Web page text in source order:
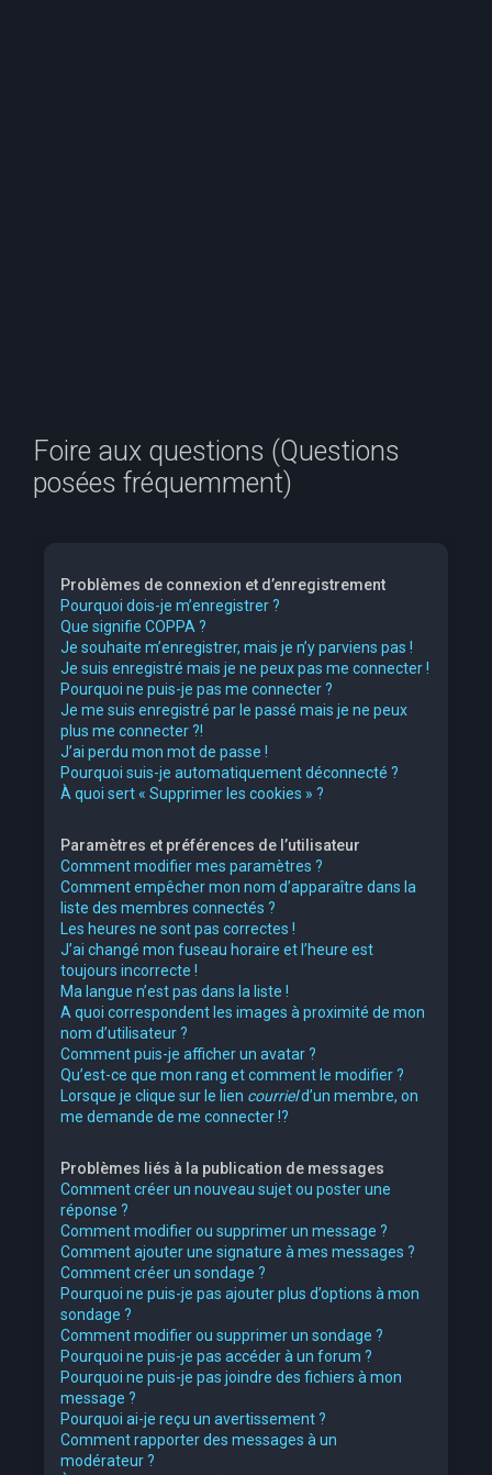
Foire aux questions (Questions
posées fréquemment)
Problèmes de connexion et d’enregistrement
Pourquoi dois-je m’enregistrer ?
Que signifie COPPA ?
Je souhaite m’enregistrer, mais je n’y parviens pas !
Je suis enregistré mais je ne peux pas me connecter !
Pourquoi ne puis-je pas me connecter ?
Je me suis enregistré par le passé mais je ne peux
plus me connecter ?!
J’ai perdu mon mot de passe !
Pourquoi suis-je automatiquement déconnecté ?
À quoi sert « Supprimer les cookies » ?
Paramètres et préférences de l’utilisateur
Comment modifier mes paramètres ?
Comment empêcher mon nom d’apparaître dans la
liste des membres connectés ?
Les heures ne sont pas correctes !
J’ai changé mon fuseau horaire et l’heure est
toujours incorrecte !
Ma langue n’est pas dans la liste !
A quoi correspondent les images à proximité de mon
nom d’utilisateur ?
Comment puis-je afficher un avatar ?
Qu’est-ce que mon rang et comment le modifier ?
Lorsque je clique sur le lien courrield’un membre, on
me demande de me connecter !?
Problèmes liés à la publication de messages
Comment créer un nouveau sujet ou poster une
réponse ?
Comment modifier ou supprimer un message ?
Comment ajouter une signature à mes messages ?
Comment créer un sondage ?
Pourquoi ne puis-je pas ajouter plus d’options à mon
sondage ?
Comment modifier ou supprimer un sondage ?
Pourquoi ne puis-je pas accéder à un forum ?
Pourquoi ne puis-je pas joindre des fichiers à mon
message ?
Pourquoi ai-je reçu un avertissement ?
Comment rapporter des messages à un
modérateur ?